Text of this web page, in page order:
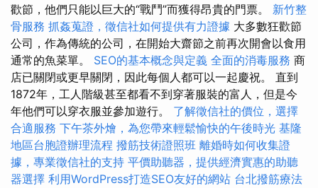
歡節，他們只能以巨大的“戰鬥”而獲得昂貴的門票。 新竹整
骨服務 抓姦蒐證，徵信社如何提供有力證據 大多數狂歡節
公司，作為傳統的公司，在開始大齋節之前再次開會以食用
通常的魚菜單。 SEO的基本概念與定義 全面的消毒服務 商
店已關閉或更早關閉，因此每個人都可以一起慶祝。 直到
1872年，工人階級甚至都看不到穿著服裝的富人，但是今
年他們可以穿衣服並參加遊行。 了解徵信社的價位，選擇
合適服務 下午茶外燴，為您帶來輕鬆愉快的午後時光 基隆
地區台胞證辦理流程 撥筋技術證照班 離婚時如何收集證
據，專業徵信社的支持 平價助聽器，提供經濟實惠的助聽
器選擇 利用WordPress打造SEO友好的網站 台北撥筋療法